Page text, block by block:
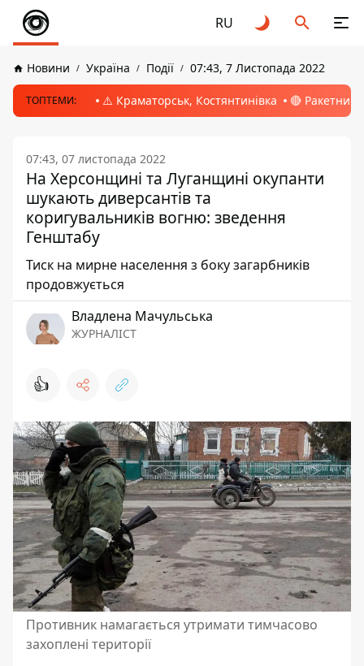
RU
Новини Україна Події 07:43, 7 Листопада 2022
ТОПТЕМИ: ⚠️ Краматорськ, Костянтинівка 🔴 Ракетний
07:43, 07 листопада 2022
На Херсонщині та Луганщині окупанти
шукають диверсантів та
коригувальників вогню: зведення
Генштабу
Тиск на мирне населення з боку загарбників
продовжується
Владлена Мачульська
ЖУРНАЛІСТ
👍
Противник намагається утримати тимчасово
захоплені території